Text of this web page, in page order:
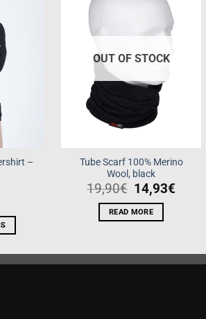
–
wishlist
OUT OF STOCK
Tube Scarf 100% Merino
Wool, black
19,90€ 14,93€
READ MORE